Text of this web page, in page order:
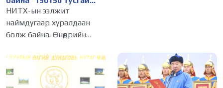
дугаарыг наймдугаар
сарын 14-нөөс
ажиллуулж эхэлнэ
НИТХ-ын ээлжит
наймдугаар хуралдаан
болж байна. Өнөөдрийн
нутгийн захиргааны
байгууллага, албан
тушаалтанд 2025, 2026
өргөдөл,